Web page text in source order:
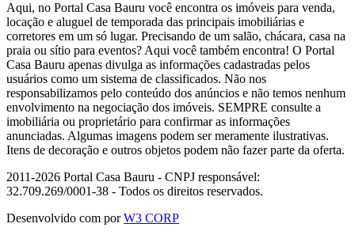
Aqui, no Portal Casa Bauru você encontra os imóveis para venda,
locação e aluguel de temporada das principais imobiliárias e
corretores em um só lugar. Precisando de um salão, chácara, casa na
praia ou sítio para eventos? Aqui você também encontra! O Portal
Casa Bauru apenas divulga as informações cadastradas pelos
usuários como um sistema de classificados. Não nos
responsabilizamos pelo conteúdo dos anúncios e não temos nenhum
envolvimento na negociação dos imóveis. SEMPRE consulte a
imobiliária ou proprietário para confirmar as informações
anunciadas. Algumas imagens podem ser meramente ilustrativas.
Itens de decoração e outros objetos podem não fazer parte da oferta.
2011-2026 Portal Casa Bauru - CNPJ responsável:
32.709.269/0001-38 - Todos os direitos reservados.
Desenvolvido com porW3 CORP